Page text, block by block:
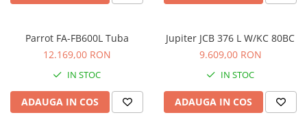
Procesoare si efecte
Stabilizatoare de tensiune UPS si
Power Conditioner
Unelte Audio
Microfoane
Accesorii de microfoane
Parrot FA-FB600L Tuba
12.169,00 RON
IN STOC
ADAUGA IN COS
Jupiter JCB 376 L W/KC 80BC
9.609,00 RON
IN STOC
ADAUGA IN COS